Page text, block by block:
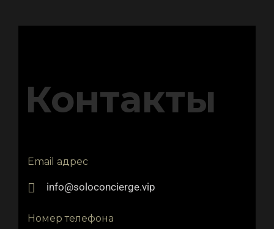
Контакты
Email адрес
info@soloconcierge.vip
Номер телефона